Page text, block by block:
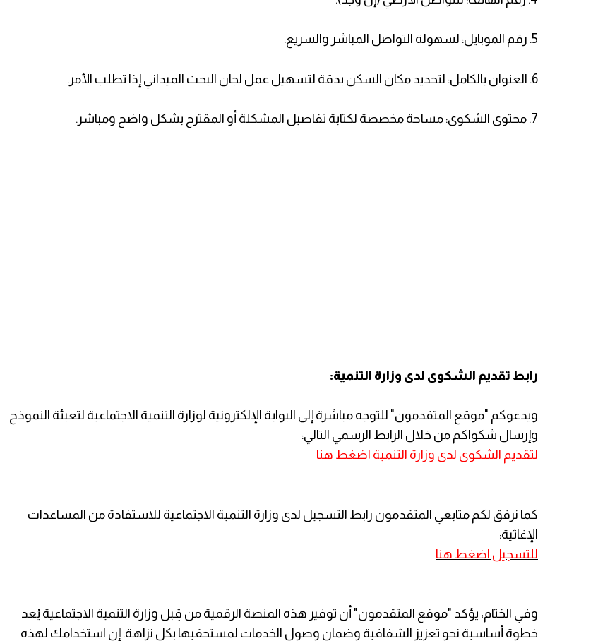
5. ​رقم الموبايل: لسهولة التواصل المباشر والسريع.
6. ​العنوان بالكامل: لتحديد مكان السكن بدقة لتسهيل عمل لجان البحث الميداني إذا تطلب الأمر.
7. ​محتوى الشكوى: مساحة مخصصة لكتابة تفاصيل المشكلة أو المقترح بشكل واضح ومباشر.
رابط تقديم الشكوى لدى وزارة التنمية:
ويدعوكم "موقع المتقدمون" للتوجه مباشرة إلى البوابة الإلكترونية لوزارة التنمية الاجتماعية لتعبئة النموذج
وإرسال شكواكم من خلال الرابط الرسمي التالي:
لتقديم الشكوى لدى وزارة التنمية اضغط هنا
كما نرفق لكم متابعي المتقدمون رابط التسجيل لدى وزارة التنمية الاجتماعية للاستفادة من المساعدات
الإغاثية:
للتسجيل اضغط هنا
وفي الختام، يؤكد "موقع المتقدمون" أن توفير هذه المنصة الرقمية من قِبل وزارة التنمية الاجتماعية يُعد
خطوة أساسية نحو تعزيز الشفافية وضمان وصول الخدمات لمستحقيها بكل نزاهة. إن استخدامك لهذه